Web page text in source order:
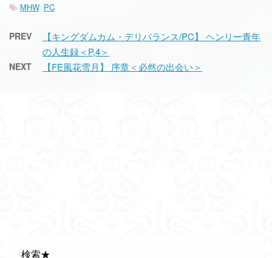
-MHW, PC
PREV
【キングダムカム・デリバランス/PC】 ヘンリー青年
の人生録＜P,4＞
NEXT 【FE風花雪月】 序章＜必然の出会い＞
検索★